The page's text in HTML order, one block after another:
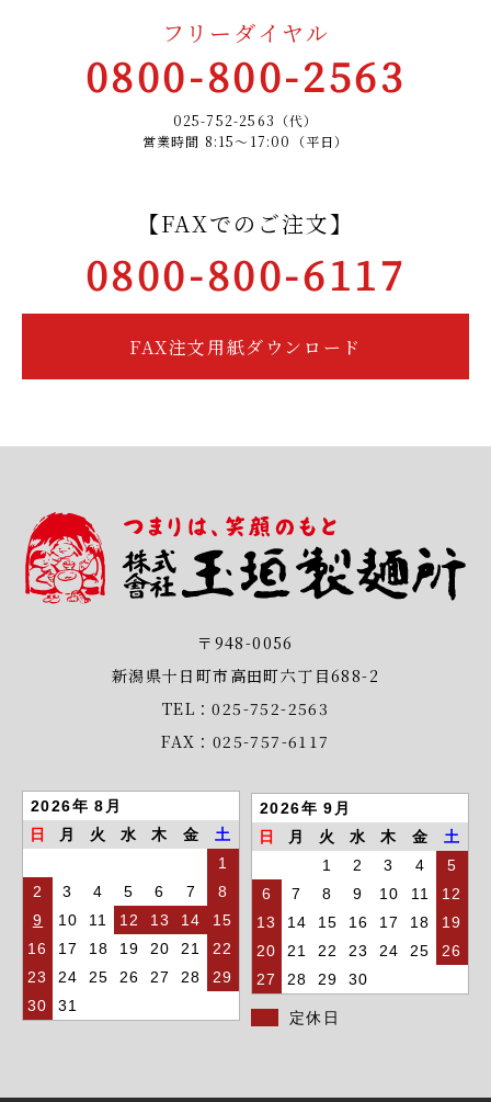
フリーダイヤル
0800-800-2563
025-752-2563（代）
営業時間 8:15～17:00（平日）
【FAXでのご注文】
0800-800-6117
FAX注文用紙ダウンロード
〒948-0056
新潟県十日町市高田町六丁目688-2
TEL：025-752-2563
FAX：025-757-6117
2026年 8月
日
月 火 水 木 金
土
1
2
3 4 5 6 7
8
9
10 11 12 13 14
15
16
17 18 19 20 21
22
23
24 25 26 27 28
29
30
31
2026年 9月
日
月 火 水 木 金
土
1
2 3 4
5
6
7 8 9 10 11
12
13
14 15 16 17 18
19
20
21 22 23 24 25
26
27
28 29 30
定休日